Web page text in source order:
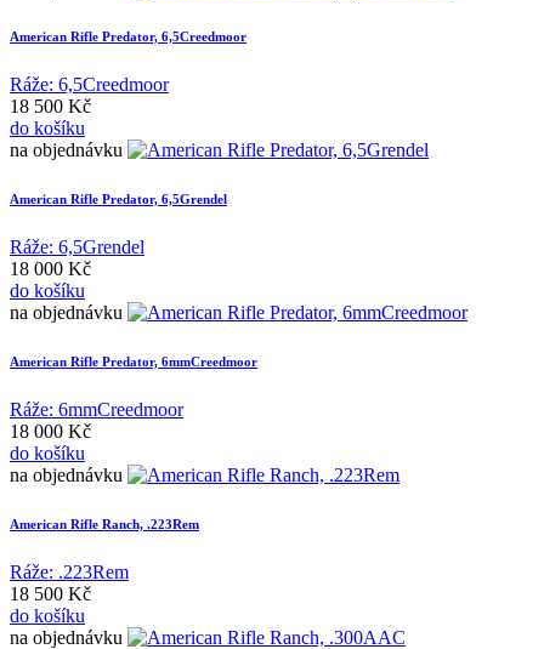
American Rifle Predator, 6,5Creedmoor
Ráže: 6,5Creedmoor
18 500 Kč
do košíku
na objednávku
American Rifle Predator, 6,5Grendel
Ráže: 6,5Grendel
18 000 Kč
do košíku
na objednávku
American Rifle Predator, 6mmCreedmoor
Ráže: 6mmCreedmoor
18 000 Kč
do košíku
na objednávku
American Rifle Ranch, .223Rem
Ráže: .223Rem
18 500 Kč
do košíku
na objednávku